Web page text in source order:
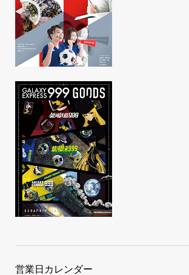
営業日カレンダー